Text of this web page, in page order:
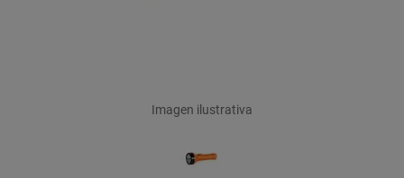
Imagen ilustrativa